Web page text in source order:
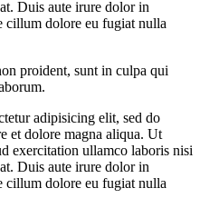
Duis aute irure dolor in
cillum dolore eu fugiat nulla
proident, sunt in culpa qui
adipisicing elit, sed do
et dolore magna aliqua. Ut
exercitation ullamco laboris nisi
Duis aute irure dolor in
cillum dolore eu fugiat nulla